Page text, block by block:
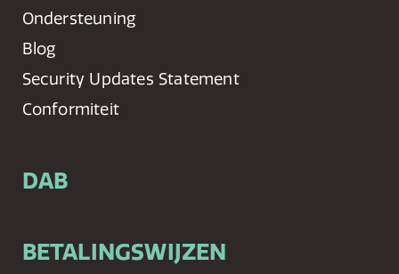
Ondersteuning
Blog
Security Updates Statement
Conformiteit
DAB
BETALINGSWIJZEN